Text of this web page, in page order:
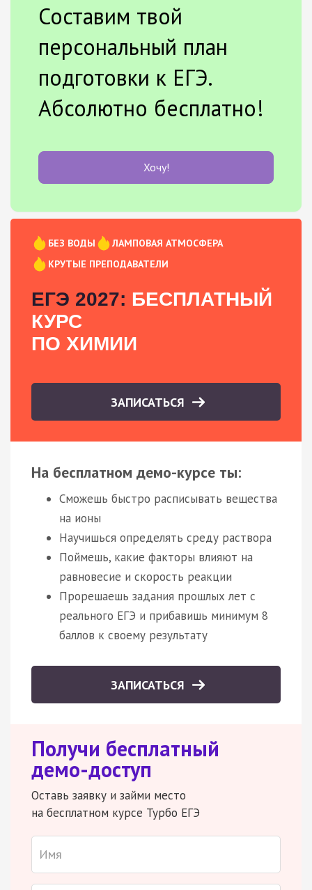
Составим твой
персональный план
подготовки к ЕГЭ.
Абсолютно бесплатно!
Хочу!
БЕЗ ВОДЫ
ЛАМПОВАЯ АТМОСФЕРА
КРУТЫЕ ПРЕПОДАВАТЕЛИ
ЕГЭ 2027: БЕСПЛАТНЫЙ
КУРС
ПО ХИМИИ
ЗАПИСАТЬСЯ
На бесплатном демо-курсе ты:
Сможешь быстро расписывать вещества
на ионы
Научишься определять среду раствора
Поймешь, какие факторы влияют на
равновесие и скорость реакции
Прорешаешь задания прошлых лет с
реального ЕГЭ и прибавишь минимум 8
баллов к своему результату
ЗАПИСАТЬСЯ
Получи бесплатный
демо-доступ
Оставь заявку и займи место
на бесплатном курсе Турбо ЕГЭ